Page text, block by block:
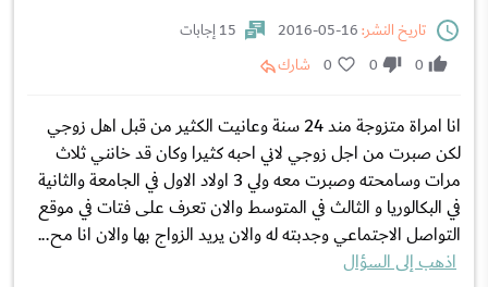
تاريخ النشر:
15 إجابات
0
0
0 شارك
انا امراة متزوجة مند 24 سنة وعانيت الكثير من قبل اهل زوجي
لكن صبرت من اجل زوجي لاني احبه كثيرا وكان قد خانني ثلاث
مرات وسامحته وصبرت معه ولي 3 اولاد الاول في الجامعة والثانية
في البكالوريا و الثالث في المتوسط والان تعرف على فتات في موقع
التواصل الاجتماعي وجدبته له والان يريد الزواج بها والان انا مح...
اذهب إلى السؤال